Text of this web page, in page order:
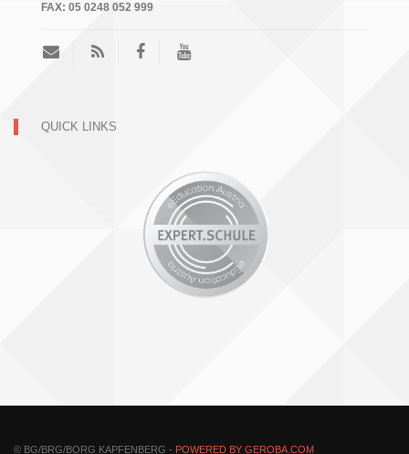
FAX: 05 0248 052 999
QUICK LINKS
© BG/BRG/BORG KAPFENBERG - POWERED BY GEROBA.COM